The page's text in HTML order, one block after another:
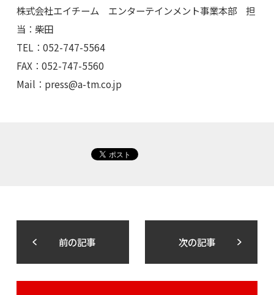
株式会社エイチーム エンターテインメント事業本部 担
当：柴田
TEL：052-747-5564
FAX：052-747-5560
Mail： press@a-tm.co.jp
前の記事 次の記事